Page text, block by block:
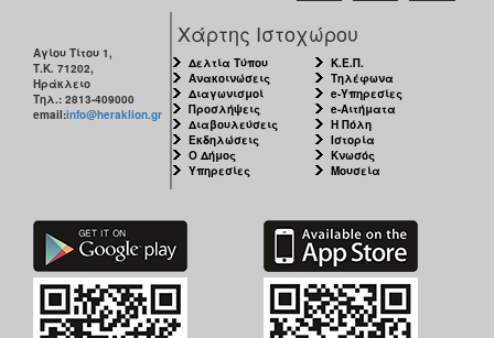
Αγίου Τίτου 1,
Τ.Κ. 71202,
Ηράκλειο
Τηλ.: 2813-409000
email:info@heraklion.gr
Χάρτης Ιστοχώρου
Δελτία Τύπου
Ανακοινώσεις
Διαγωνισμοί
Προσλήψεις
Διαβουλεύσεις
Εκδηλώσεις
Ο Δήμος
Υπηρεσίες
Κ.Ε.Π.
Τηλέφωνα
e-Υπηρεσίες
e-Αιτήματα
Η Πόλη
Ιστορία
Κνωσός
Μουσεία